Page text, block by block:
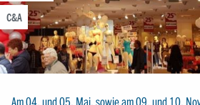
C&A
Am 04. und 05. Mai, sowie am 09. und 10.